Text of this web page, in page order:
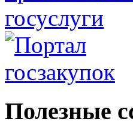
Полезные